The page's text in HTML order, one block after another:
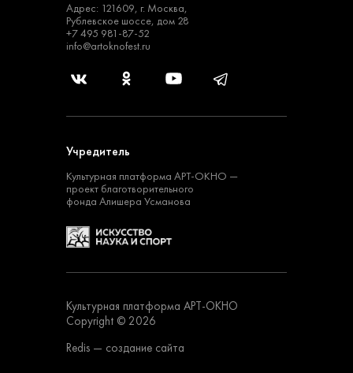
Адрес: 121609, г. Москва,
Рублевское шоссе, дом 28
+7 495 981-87-52
info@artoknofest.ru
Учредитель
Культурная платформа АРТ-ОКНО —
проект благотворительного
фонда Алишера Усманова
Культурная платформа АРТ-ОКНО
Copyright © 2026
Redis — создание сайта